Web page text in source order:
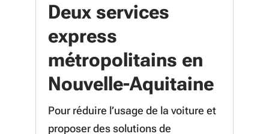
Deux services
express
métropolitains en
Nouvelle-Aquitaine
Pour réduire l’usage de la voiture et
proposer des solutions de